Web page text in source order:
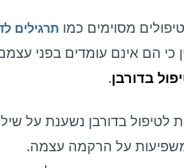
מסוימים כמו תרגילים
כי הם אינם עומדים בפני
בדורבן.
לטיפול בדורבן נשענת על
על הרקמה עצמה.